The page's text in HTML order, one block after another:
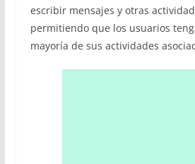
escribir mensajes y otras
permitiendo que los usuarios
mayoría de sus actividades